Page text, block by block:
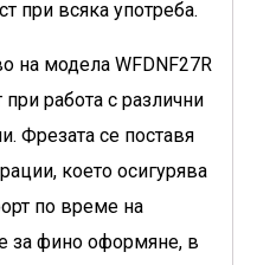
при всяка употреба.
на модела WFDNF27R
работа с различни
Фрезата се поставя
което осигурява
по време на
за фино оформяне, в